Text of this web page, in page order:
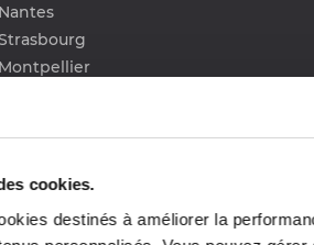
cookies.
destinés à améliorer la